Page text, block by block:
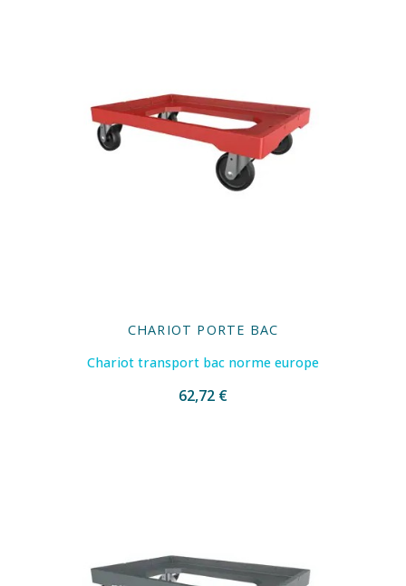
CHARIOT PORTE BAC
Chariot transport bac norme europe
62,72 €